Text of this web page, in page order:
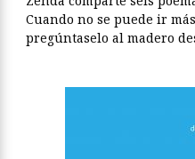
Cuando no se puede ir
pregúntaselo al madero